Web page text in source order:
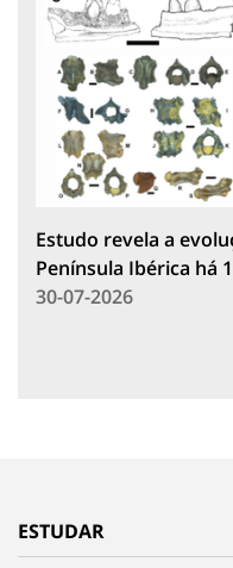
Estudo revela a
Península Ibérica há
30-07-2026
ESTUDAR